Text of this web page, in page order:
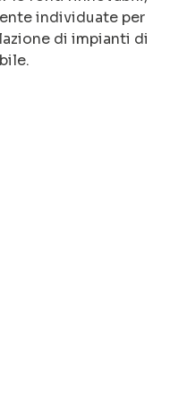
individuate per
di impianti di